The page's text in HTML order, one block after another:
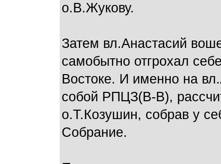
о.В.Жукову.
Затем вл.Анастасий
самобытно отгрохал
Востоке. И именно на
собой РПЦЗ(В-В),
о.Т.Козушин, собрав у
Собрание.